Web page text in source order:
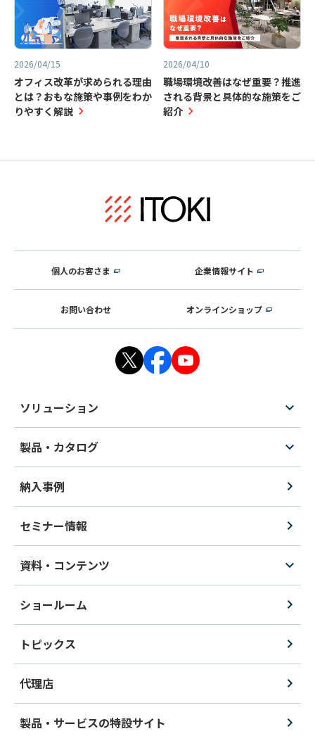
2026/04/15
オフィス改革が求められる理由
とは？おもな施策や事例をわか
りやすく解説
2026/04/10
職場環境改善はなぜ重要？推進
される背景と具体的な施策をご
紹介
個人のお客さま 企業情報サイト
お問い合わせ オンラインショップ
ソリューション
製品・カタログ
納入事例
セミナー情報
資料・コンテンツ
ショールーム
トピックス
代理店
製品・サービスの特設サイト